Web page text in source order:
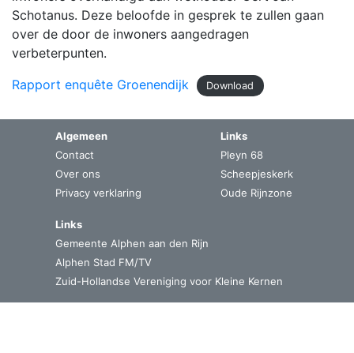
Schotanus. Deze beloofde in gesprek te zullen gaan
over de door de inwoners aangedragen
verbeterpunten.
Rapport enquête Groenendijk
Download
Algemeen
Contact
Over ons
Privacy verklaring
Links
Pleyn 68
Scheepjeskerk
Oude Rijnzone
Links
Gemeente Alphen aan den Rijn
Alphen Stad FM/TV
Zuid-Hollandse Vereniging voor Kleine Kernen